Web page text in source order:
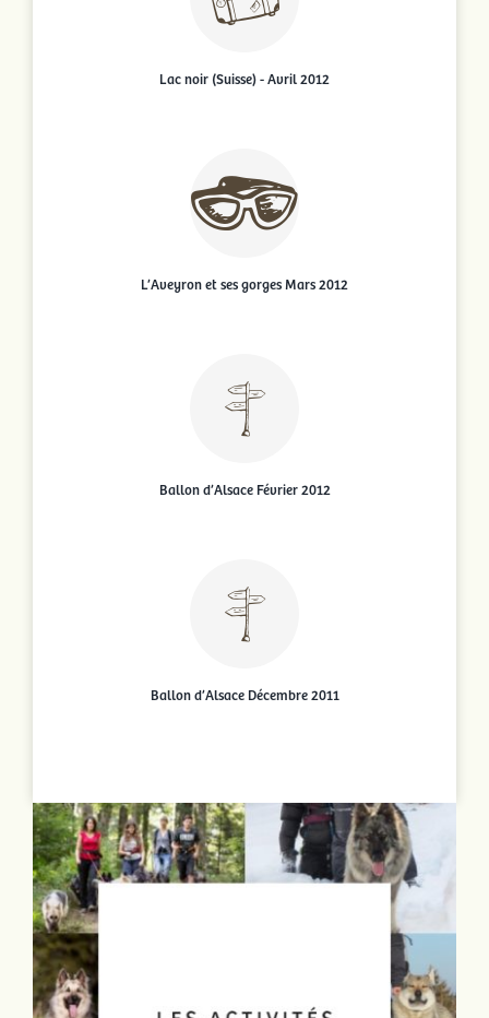
Lac noir (Suisse) - Avril 2012
L’Aveyron et ses gorges Mars 2012
Ballon d’Alsace Février 2012
Ballon d’Alsace Décembre 2011